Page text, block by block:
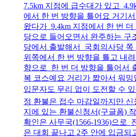
7.5km 지점에 급수대가 있고
에서 한 번 방향을 틀어요 거기
왔다가 9.4km 지점에서 한 번
당으로 들어오면서 완주하는 구
당에서 출발해서 국회의사당
위쪽에서 한 번 방향을 틀고 내
향으로 한 번 더 방향을 틀어서
복 코스예요 거리가 짧아서 워
입문자도 무리 없이 도전할 수
정 환불은 접수 마감일까지만 신
지에 있는 환불신청서(구글폼)
확인은 사무국(1566-1936)으로
은 대회 끝나고 2주 안에 입금되